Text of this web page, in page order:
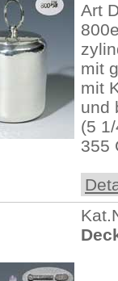
Art
mit
mit
und
(5
355